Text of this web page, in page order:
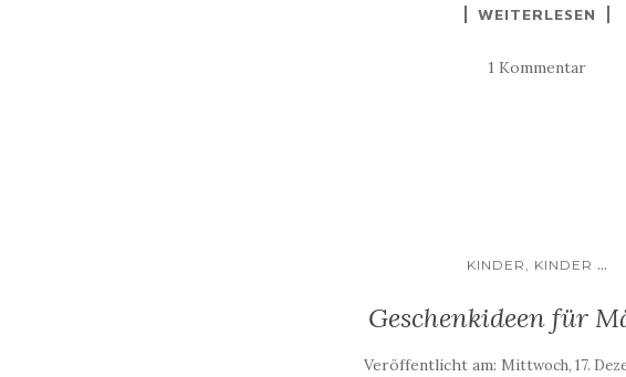
WEITERLESEN
1 Kommentar
KINDER, KINDER ...
Geschenkideen für
Veröffentlicht am: Mittwoch, 17.